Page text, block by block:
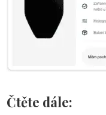
Čtěte dále: